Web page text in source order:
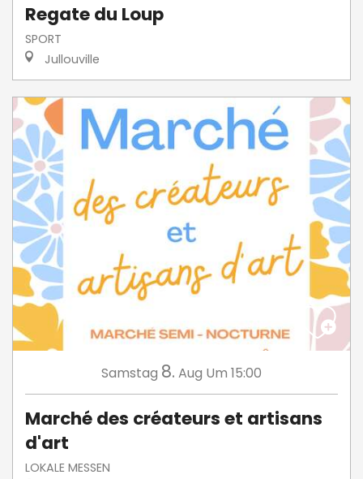
Regate du Loup
SPORT
Jullouville
Samstag 8. Aug Um 15:00
Marché des créateurs et artisans
d'art
LOKALE MESSEN